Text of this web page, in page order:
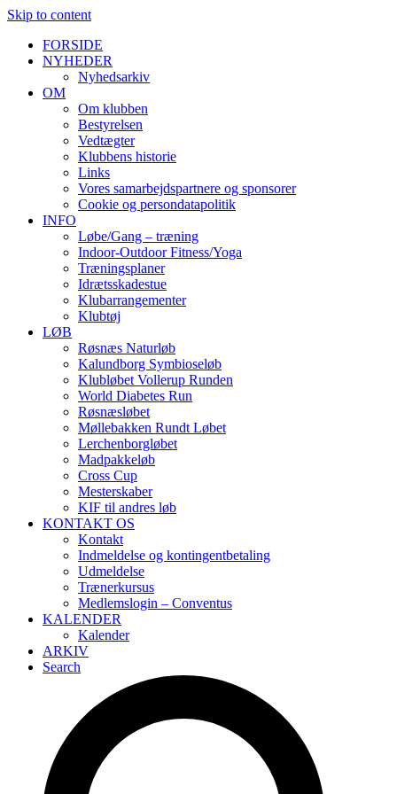
Skip to content
FORSIDE
NYHEDER
Nyhedsarkiv
OM
Om klubben
Bestyrelsen
Vedtægter
Klubbens historie
Links
Vores samarbejdspartnere og sponsorer
Cookie og persondatapolitik
INFO
Løbe/Gang – træning
Indoor-Outdoor Fitness/Yoga
Træningsplaner
Idrætsskadestue
Klubarrangementer
Klubtøj
LØB
Røsnæs Naturløb
Kalundborg Symbioseløb
Klubløbet Vollerup Runden
World Diabetes Run
Røsnæsløbet
Møllebakken Rundt Løbet
Lerchenborgløbet
Madpakkeløb
Cross Cup
Mesterskaber
KIF til andres løb
KONTAKT OS
Kontakt
Indmeldelse og kontingentbetaling
Udmeldelse
Trænerkursus
Medlemslogin – Conventus
KALENDER
Kalender
ARKIV
Search